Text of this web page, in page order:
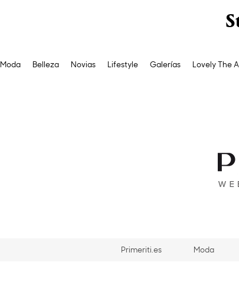
Moda Belleza Novias Lifestyle Galerías Lovely The
Primeriti.es Moda